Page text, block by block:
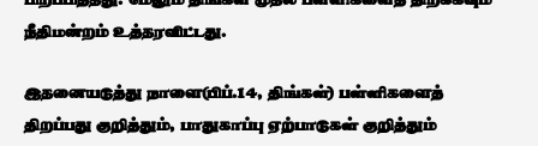
நீதிமன்றம் உத்தரவிட்டது.
இதனையடுத்து நாளை(பிப்.14, திங்கள்) பள்ளிகளைத்
திறப்பது குறித்தும், பாதுகாப்பு ஏற்பாடுகள் குறித்தும்